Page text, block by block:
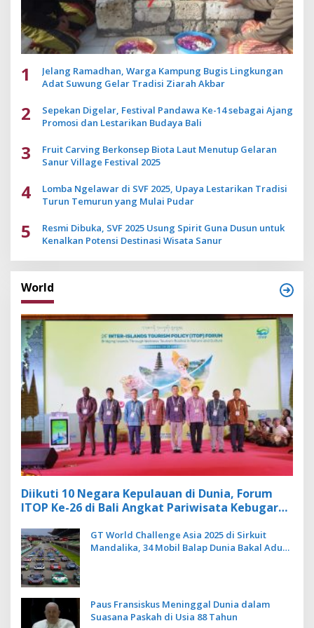
1
Jelang Ramadhan, Warga Kampung Bugis Lingkungan
Adat Suwung Gelar Tradisi Ziarah Akbar
2
Sepekan Digelar, Festival Pandawa Ke-14 sebagai Ajang
Promosi dan Lestarikan Budaya Bali
3
Fruit Carving Berkonsep Biota Laut Menutup Gelaran
Sanur Village Festival 2025
4
Lomba Ngelawar di SVF 2025, Upaya Lestarikan Tradisi
Turun Temurun yang Mulai Pudar
5
Resmi Dibuka, SVF 2025 Usung Spirit Guna Dusun untuk
Kenalkan Potensi Destinasi Wisata Sanur
World
Diikuti 10 Negara Kepulauan di Dunia, Forum
ITOP Ke-26 di Bali Angkat Pariwisata Kebugaran
GT World Challenge Asia 2025 di Sirkuit
Mandalika, 34 Mobil Balap Dunia Bakal Adu
Paus Fransiskus Meninggal Dunia dalam
Suasana Paskah di Usia 88 Tahun